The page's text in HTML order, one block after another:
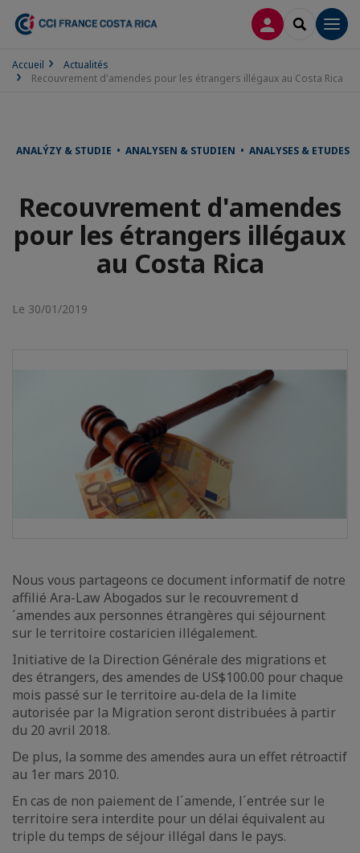
CONNEXION
Accueil
Actualités
Recouvrement d'amendes pour les étrangers illégaux au Costa Rica
ANALÝZY & STUDIE • ANALYSEN & STUDIEN • ANALYSES & ETUDES
Recouvrement d'amendes
pour les étrangers illégaux
au Costa Rica
Le 30/01/2019
Nous vous partageons ce document informatif de notre
affilié Ara-Law Abogados sur le recouvrement d
´amendes aux personnes étrangères qui séjournent
sur le territoire costaricien illégalement.
Initiative de la Direction Générale des migrations et
des étrangers, des amendes de US$100.00 pour chaque
mois passé sur le territoire au-dela de la limite
autorisée par la Migration seront distribuées à partir
du 20 avril 2018.
De plus, la somme des amendes aura un effet rétroactif
au 1er mars 2010.
En cas de non paiement de l´amende, l´entrée sur le
territoire sera interdite pour un délai équivalent au
triple du temps de séjour illégal dans le pays.